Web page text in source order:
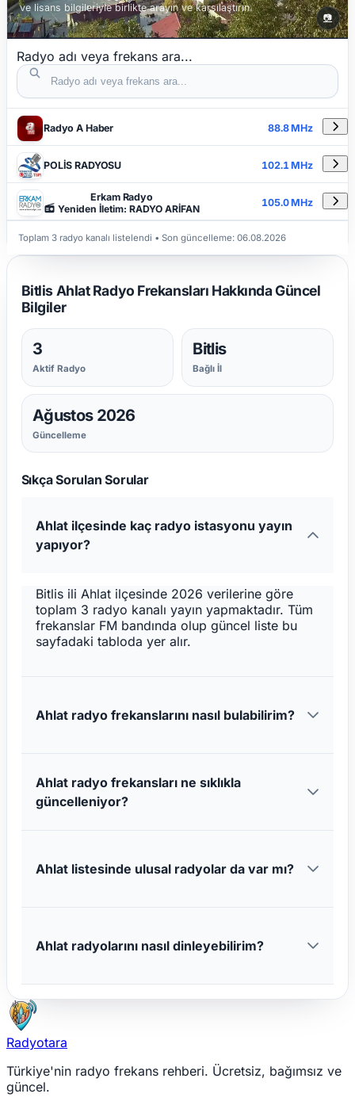
📷
ve lisans bilgileriyle birlikte arayın ve karşılaştırın.
Radyo adı veya frekans ara...
RADYO ADI DETAYLAR
Radyo A Haber 88.8 MHz
POLİS RADYOSU 102.1 MHz
Erkam Radyo
Yeniden İletim: RADYO ARİFAN
105.0 MHz
Toplam 3 radyo kanalı listelendi • Son güncelleme:06.08.2026
Bitlis Ahlat Radyo Frekansları Hakkında Güncel
Bilgiler
3
Aktif Radyo
Bitlis
Bağlı İl
Ağustos 2026
Güncelleme
Sıkça Sorulan Sorular
Ahlat ilçesinde kaç radyo istasyonu yayın
yapıyor?
Bitlis ili Ahlat ilçesinde 2026 verilerine göre
toplam 3 radyo kanalı yayın yapmaktadır. Tüm
frekanslar FM bandında olup güncel liste bu
sayfadaki tabloda yer alır.
Ahlat radyo frekanslarını nasıl bulabilirim?
Ahlat radyo frekansları ne sıklıkla
güncelleniyor?
Ahlat listesinde ulusal radyolar da var mı?
Ahlat radyolarını nasıl dinleyebilirim?
Radyotara
Türkiye'nin radyo frekans rehberi. Ücretsiz, bağımsız ve
güncel.